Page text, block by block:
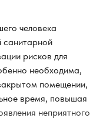
человека
санитарной
рисков для
необходима,
помещении,
время, повышая
неприятного